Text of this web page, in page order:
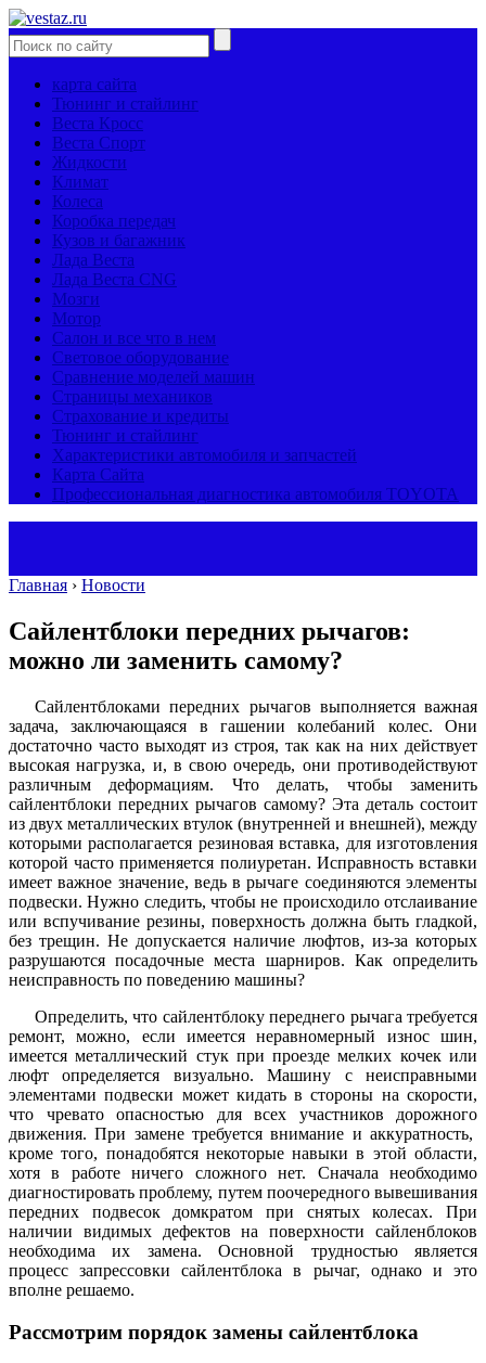
карта сайта
Тюнинг и стайлинг
Веста Кросс
Веста Спорт
Жидкости
Климат
Колеса
Коробка передач
Кузов и багажник
Лада Веста
Лада Веста CNG
Мозги
Мотор
Салон и все что в нем
Световое оборудование
Сравнение моделей машин
Страницы механиков
Страхование и кредиты
Тюнинг и стайлинг
Характеристики автомобиля и запчастей
Карта Сайта
Профессиональная диагностика автомобиля TOYOTA
Главная › Новости
Сайлентблоки передних рычагов:
можно ли заменить самому?
Сайлентблоками передних рычагов выполняется важная
задача, заключающаяся в гашении колебаний колес. Они
достаточно часто выходят из строя, так как на них действует
высокая нагрузка, и, в свою очередь, они противодействуют
различным деформациям. Что делать, чтобы заменить
сайлентблоки передних рычагов самому? Эта деталь состоит
из двух металлических втулок (внутренней и внешней), между
которыми располагается резиновая вставка, для изготовления
которой часто применяется полиуретан. Исправность вставки
имеет важное значение, ведь в рычаге соединяются элементы
подвески. Нужно следить, чтобы не происходило отслаивание
или вспучивание резины, поверхность должна быть гладкой,
без трещин. Не допускается наличие люфтов, из-за которых
разрушаются посадочные места шарниров. Как определить
неисправность по поведению машины?
Определить, что сайлентблоку переднего рычага требуется
ремонт, можно, если имеется неравномерный износ шин,
имеется металлический стук при проезде мелких кочек или
люфт определяется визуально. Машину с неисправными
элементами подвески может кидать в стороны на скорости,
что чревато опасностью для всех участников дорожного
движения. При замене требуется внимание и аккуратность,
кроме того, понадобятся некоторые навыки в этой области,
хотя в работе ничего сложного нет. Сначала необходимо
диагностировать проблему, путем поочередного вывешивания
передних подвесок домкратом при снятых колесах. При
наличии видимых дефектов на поверхности сайленблоков
необходима их замена. Основной трудностью является
процесс запрессовки сайлентблока в рычаг, однако и это
вполне решаемо.
Рассмотрим порядок замены сайлентблока